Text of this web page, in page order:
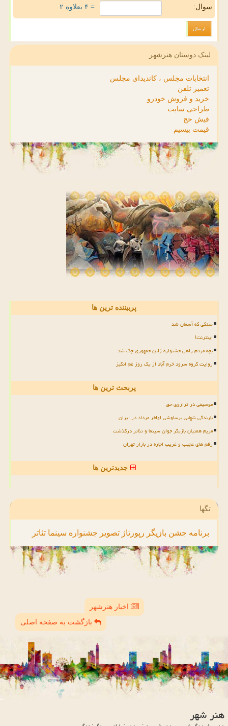
سوال: = ۴ بعلاوه ۲
لینک دوستان هنرشهر
انتخابات مجلس ، کاندیدای مجلس
تعمیر تلفن
خرید و فروش خودرو
طراحی سایت
فیش حج
قیمت بیسیم
پربیننده ترین ها
سنگی که آسمان شد
اینترنت!
بچه مردم راهی جشنواره زلین جمهوری چک شد
روایت گروه سرود خرم آباد از یک روز غم انگیز
پربحث ترین ها
موسیقی در ترازوی حق
بارندگی شهابی برساوشی اواخر مرداد در ایران
مریم همتیان بازیگر جوان سینما و تئاتر درگذشت
رقم های عجیب و غریب اجاره در بازار تهران
جدیدترین ها
تگها
برنامه جشن بازیگر رپورتاژ تصویر جشنواره سینما تئاتر
اخبار هنرشهر
بازگشت به صفحه اصلی
هنر شهر